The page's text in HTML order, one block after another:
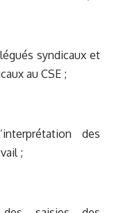
syndicaux et
au CSE ;
des
;